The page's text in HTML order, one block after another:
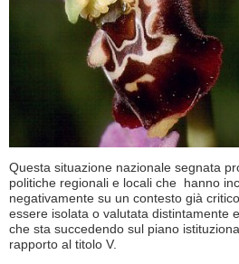
Questa situazione nazionale segnata
politiche regionali e locali che hanno
negativamente su un contesto già
essere isolata o valutata distintamente
che sta succedendo sul piano
rapporto al titolo V.